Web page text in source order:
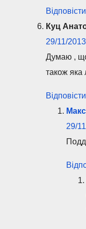
Відповісти
Куц
29/11/
Думаю , що
також яка
Відповісти
29/